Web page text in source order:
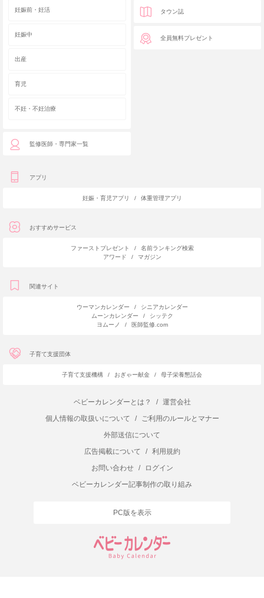
妊娠前・妊活
妊娠中
出産
育児
不妊・不妊治療
監修医師・専門家一覧
タウン誌
全員無料プレゼント
アプリ
妊娠・育児アプリ / 体重管理アプリ
おすすめサービス
ファーストプレゼント /
名前ランキング検索
アワード
/ マガジン
関連サイト
ウーマンカレンダー /
シニアカレンダー
ムーンカレンダー
/
シッテク
ヨムーノ
/ 医師監修.com
子育て支援団体
子育て支援機構 / おぎゃー献金 / 母子栄養懇話会
ベビーカレンダーとは？ /
運営会社
個人情報の取扱いについて
/
ご利用のルールとマナー
外部送信について
広告掲載について
/
利用規約
お問い合わせ
/
ログイン
ベビーカレンダー記事制作の取り組み
PC版を表示